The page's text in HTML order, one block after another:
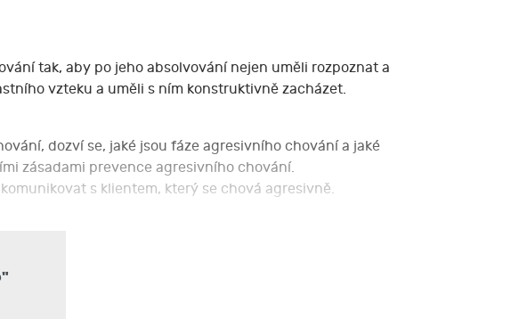
tak, aby po jeho absolvování nejen uměli rozpoznat a
vzteku a uměli s ním konstruktivně zacházet.
dozví se, jaké jsou fáze agresivního chování a jaké
zásadami prevence agresivního chování.
s klientem, který se chová agresivně.
komunikace v jednotlivých stádiích agresivního chování
z dotazů účastníků